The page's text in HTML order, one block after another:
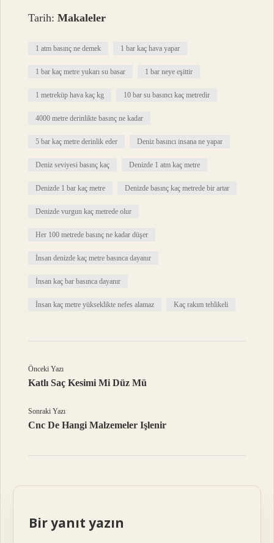
Tarih:Makaleler
1 atm basınç ne demek 1 bar kaç hava yapar
1 bar kaç metre yukarı su basar 1 bar neye eşittir
1 metreküp hava kaç kg 10 bar su basıncı kaç metredir
4000 metre derinlikte basınç ne kadar
5 bar kaç metre derinlik eder Deniz basıncı insana ne yapar
Deniz seviyesi basınç kaç Denizde 1 atm kaç metre
Denizde 1 bar kaç metre Denizde basınç kaç metrede bir artar
Denizde vurgun kaç metrede olur
Her 100 metrede basınç ne kadar düşer
İnsan denizde kaç metre basınca dayanır
İnsan kaç bar basınca dayanır
İnsan kaç metre yükseklikte nefes alamaz Kaç rakım tehlikeli
Önceki Yazı
Katlı Saç Kesimi Mi Düz Mü
Sonraki Yazı
Cnc De Hangi Malzemeler Işlenir
Bir yanıt yazın